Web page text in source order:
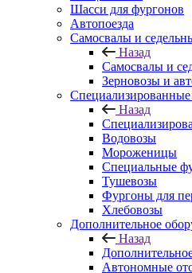
Шасси для фургонов
Автопоезда
Самосвалы и
Назад
Самосвалы и
Зерновозы и
Назад
Водовозы
Мороженицы
Специальные
Тушевозы
Фургоны для
Хлебовозы
Дополнительное
Назад
Автономные